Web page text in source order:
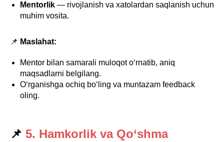
Mentorlik — rivojlanish va xatolardan saqlanish uchun
muhim vosita.
📌 Maslahat:
Mentor bilan samarali muloqot o‘rnatib, aniq
maqsadlarni belgilang.
O‘rganishga ochiq bo‘ling va muntazam feedback
oling.
📌 5. Hamkorlik va Qo‘shma